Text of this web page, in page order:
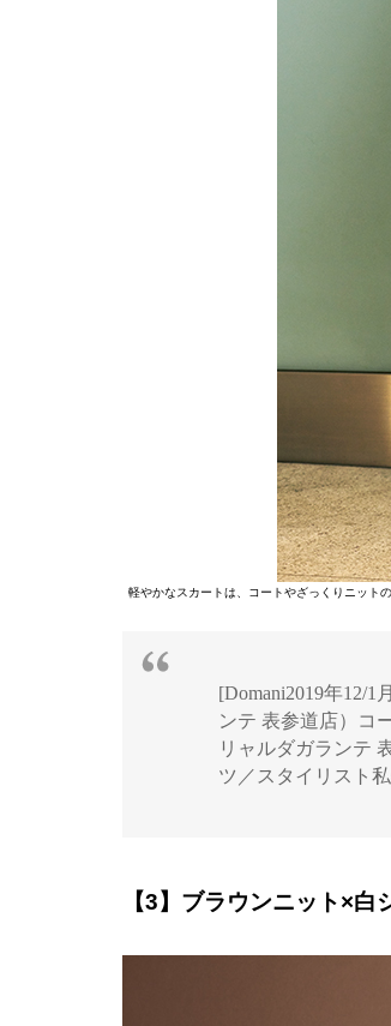
軽やかなスカートは、コートやざっくりニット
[Domani2019年12/
ンテ 表参道店）コ
リャルダガランテ
ツ／スタイリスト
【3】ブラウンニット×白